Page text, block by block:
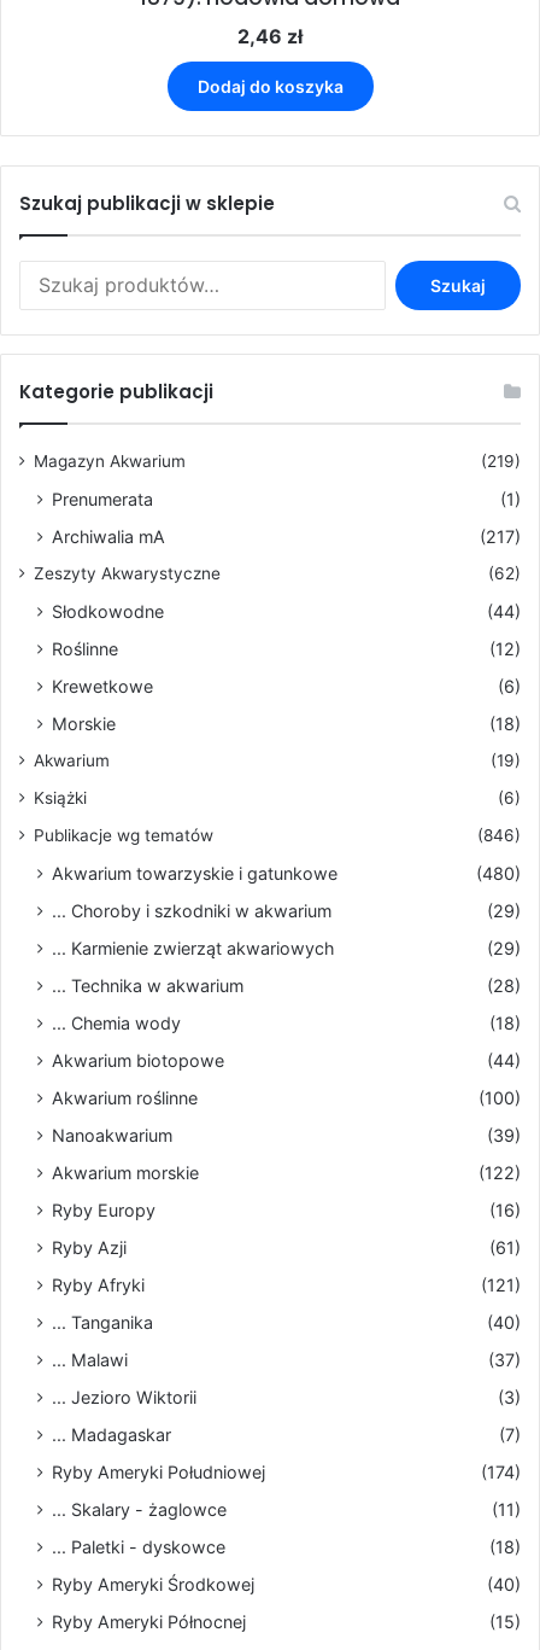
2,46 zł
Dodaj do koszyka
Szukaj publikacji w sklepie
Szukaj
Kategorie publikacji
Magazyn Akwarium (219)
Prenumerata
(1)
Archiwalia mA
(217)
Zeszyty Akwarystyczne (62)
Słodkowodne
(44)
Roślinne
(12)
Krewetkowe
(6)
Morskie
(18)
Akwarium
(19)
Książki
(6)
Publikacje wg tematów
(846)
Akwarium towarzyskie i gatunkowe
(480)
... Choroby i szkodniki w akwarium
(29)
... Karmienie zwierząt akwariowych
(29)
... Technika w akwarium
(28)
... Chemia wody
(18)
Akwarium biotopowe
(44)
Akwarium roślinne
(100)
Nanoakwarium
(39)
Akwarium morskie
(122)
Ryby Europy
(16)
Ryby Azji
(61)
Ryby Afryki
(121)
... Tanganika
(40)
... Malawi
(37)
... Jezioro Wiktorii
(3)
... Madagaskar
(7)
Ryby Ameryki Południowej
(174)
... Skalary - żaglowce
(11)
... Paletki - dyskowce
(18)
Ryby Ameryki Środkowej
(40)
Ryby Ameryki Północnej
(15)